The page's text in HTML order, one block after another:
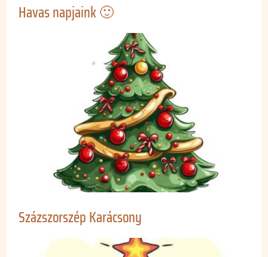
Havas napjaink 🙂
Százszorszép Karácsony